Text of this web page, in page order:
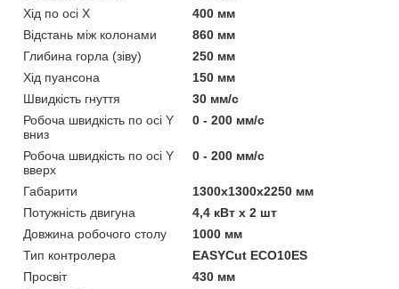
Хід по осі X
400 мм
Відстань між колонами
860 мм
Глибина горла (зіву)
250 мм
Хід пуансона
150 мм
Швидкість гнуття
30 мм/с
Робоча швидкість по осі Y
вниз
0 - 200 мм/с
Робоча швидкість по осі Y
вверх
0 - 200 мм/с
Габарити
1300x1300x2250 мм
Потужність двигуна
4,4 кВт х 2 шт
Довжина робочого столу
1000 мм
Тип контролера
EASYCut ECO10ES
Просвіт
430 мм